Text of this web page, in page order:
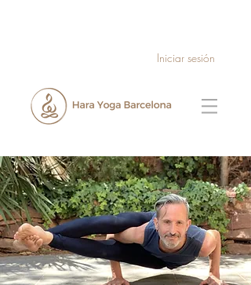
Iniciar sesión